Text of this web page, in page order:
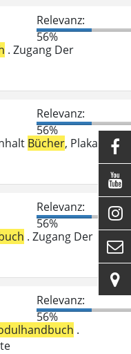
Relevanz:
56%
. Zugang Der
Relevanz:
56%
Bücher, Plakate,
Relevanz:
56%
. Zugang Der
Relevanz:
56%
.




